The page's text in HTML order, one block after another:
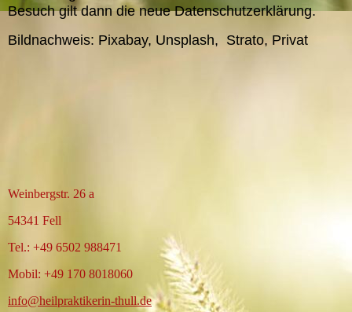
Besuch gilt dann die neue Datenschutzerklärung.
Bildnachweis: Pixabay, Unsplash, Strato, Privat
Weinbergstr. 26 a
54341 Fell
Tel.: +49 6502 988471
Mobil: +49 170 8018060
info@heilpraktikerin-thull.de